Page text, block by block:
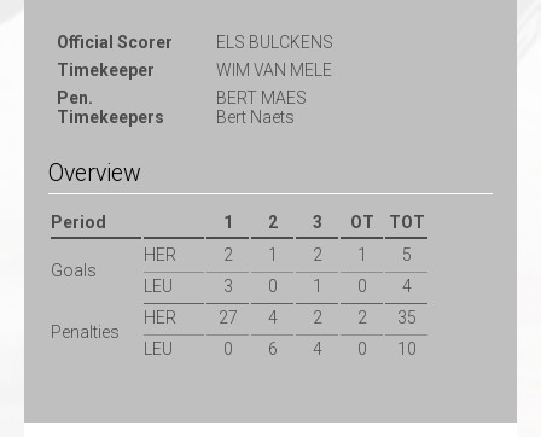
Official Scorer
ELS BULCKENS
Timekeeper
WIM VAN MELE
Pen.
Timekeepers
BERT MAES
Bert Naets
Overview
Period 1 2 3 OT TOT
Goals
HER 2 1 2 1
5
LEU
3 0 1 0 4
Penalties
HER 27 4 2 2
35
LEU
0 6 4 0 10